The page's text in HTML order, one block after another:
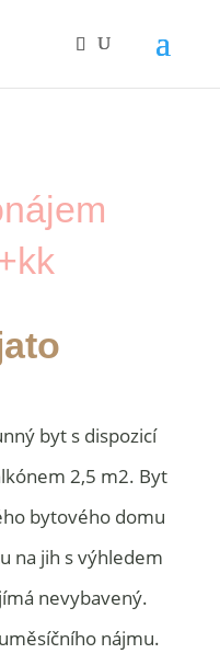
byt s dispozicí
2,5 m2. Byt
bytového domu
na jih s výhledem
nevybavený.
nájmu.